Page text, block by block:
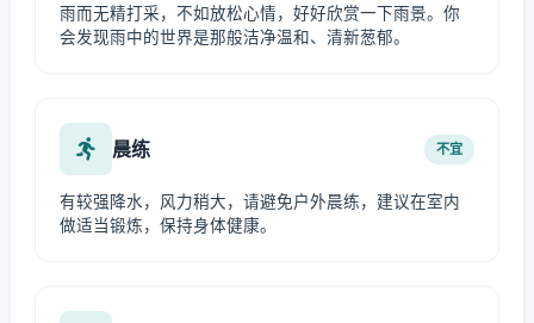
雨而无精打采，不如放松心情，好好欣赏一下雨景。你
会发现雨中的世界是那般洁净温和、清新葱郁。
晨练 不宜
有较强降水，风力稍大，请避免户外晨练，建议在室内
做适当锻炼，保持身体健康。